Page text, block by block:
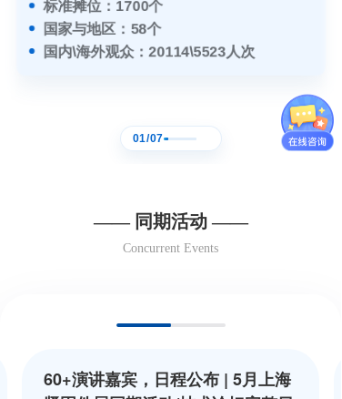
标准摊位：1700个
国家与地区：58个
国内\海外观众：20114\5523人次
01/07
—— 同期活动 ——
Concurrent Events
60+演讲嘉宾，日程公布 | 5月上海